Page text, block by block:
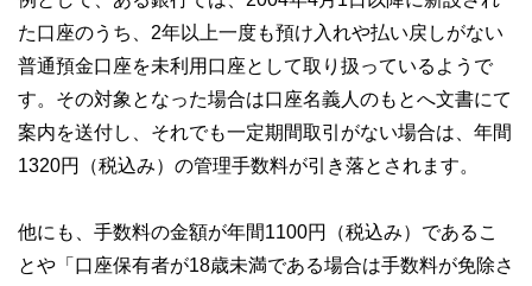
た口座のうち、2年以上一度も預け入れや払い戻しがない
普通預金口座を未利用口座として取り扱っているようで
す。その対象となった場合は口座名義人のもとへ文書にて
案内を送付し、それでも一定期間取引がない場合は、年間
1320円（税込み）の管理手数料が引き落とされます。
他にも、手数料の金額が年間1100円（税込み）であるこ
とや「口座保有者が18歳未満である場合は手数料が免除さ